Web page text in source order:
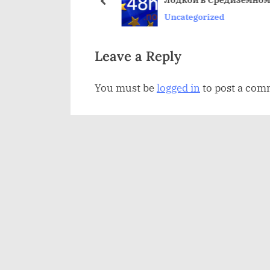
з
п
Uncategorized
пред
Leave a Reply
You must belogged into post a